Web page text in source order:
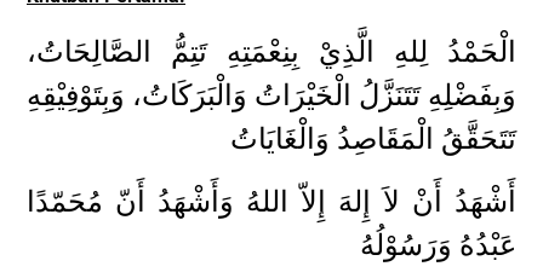
الْحَمْدُ لِلهِ الَّذِيْ بِنِعْمَتِهِ تَتِمُّ الصَّالِحَاتُ،
وَبِفَضْلِهِ تَتَنَزَّلُ الْخَيْرَاتُ وَالْبَرَكَاتُ، وَبِتَوْفِيْقِهِ
تَتَحَقَّقُ الْمَقَاصِدُ وَالْغَايَاتُ
أَشْهَدُ أَنْ لاَ إِلهَ إِلاّ اللهُ وَأَشْهَدُ أَنّ مُحَمّدًا
عَبْدُهُ وَرَسُوْلُهُ